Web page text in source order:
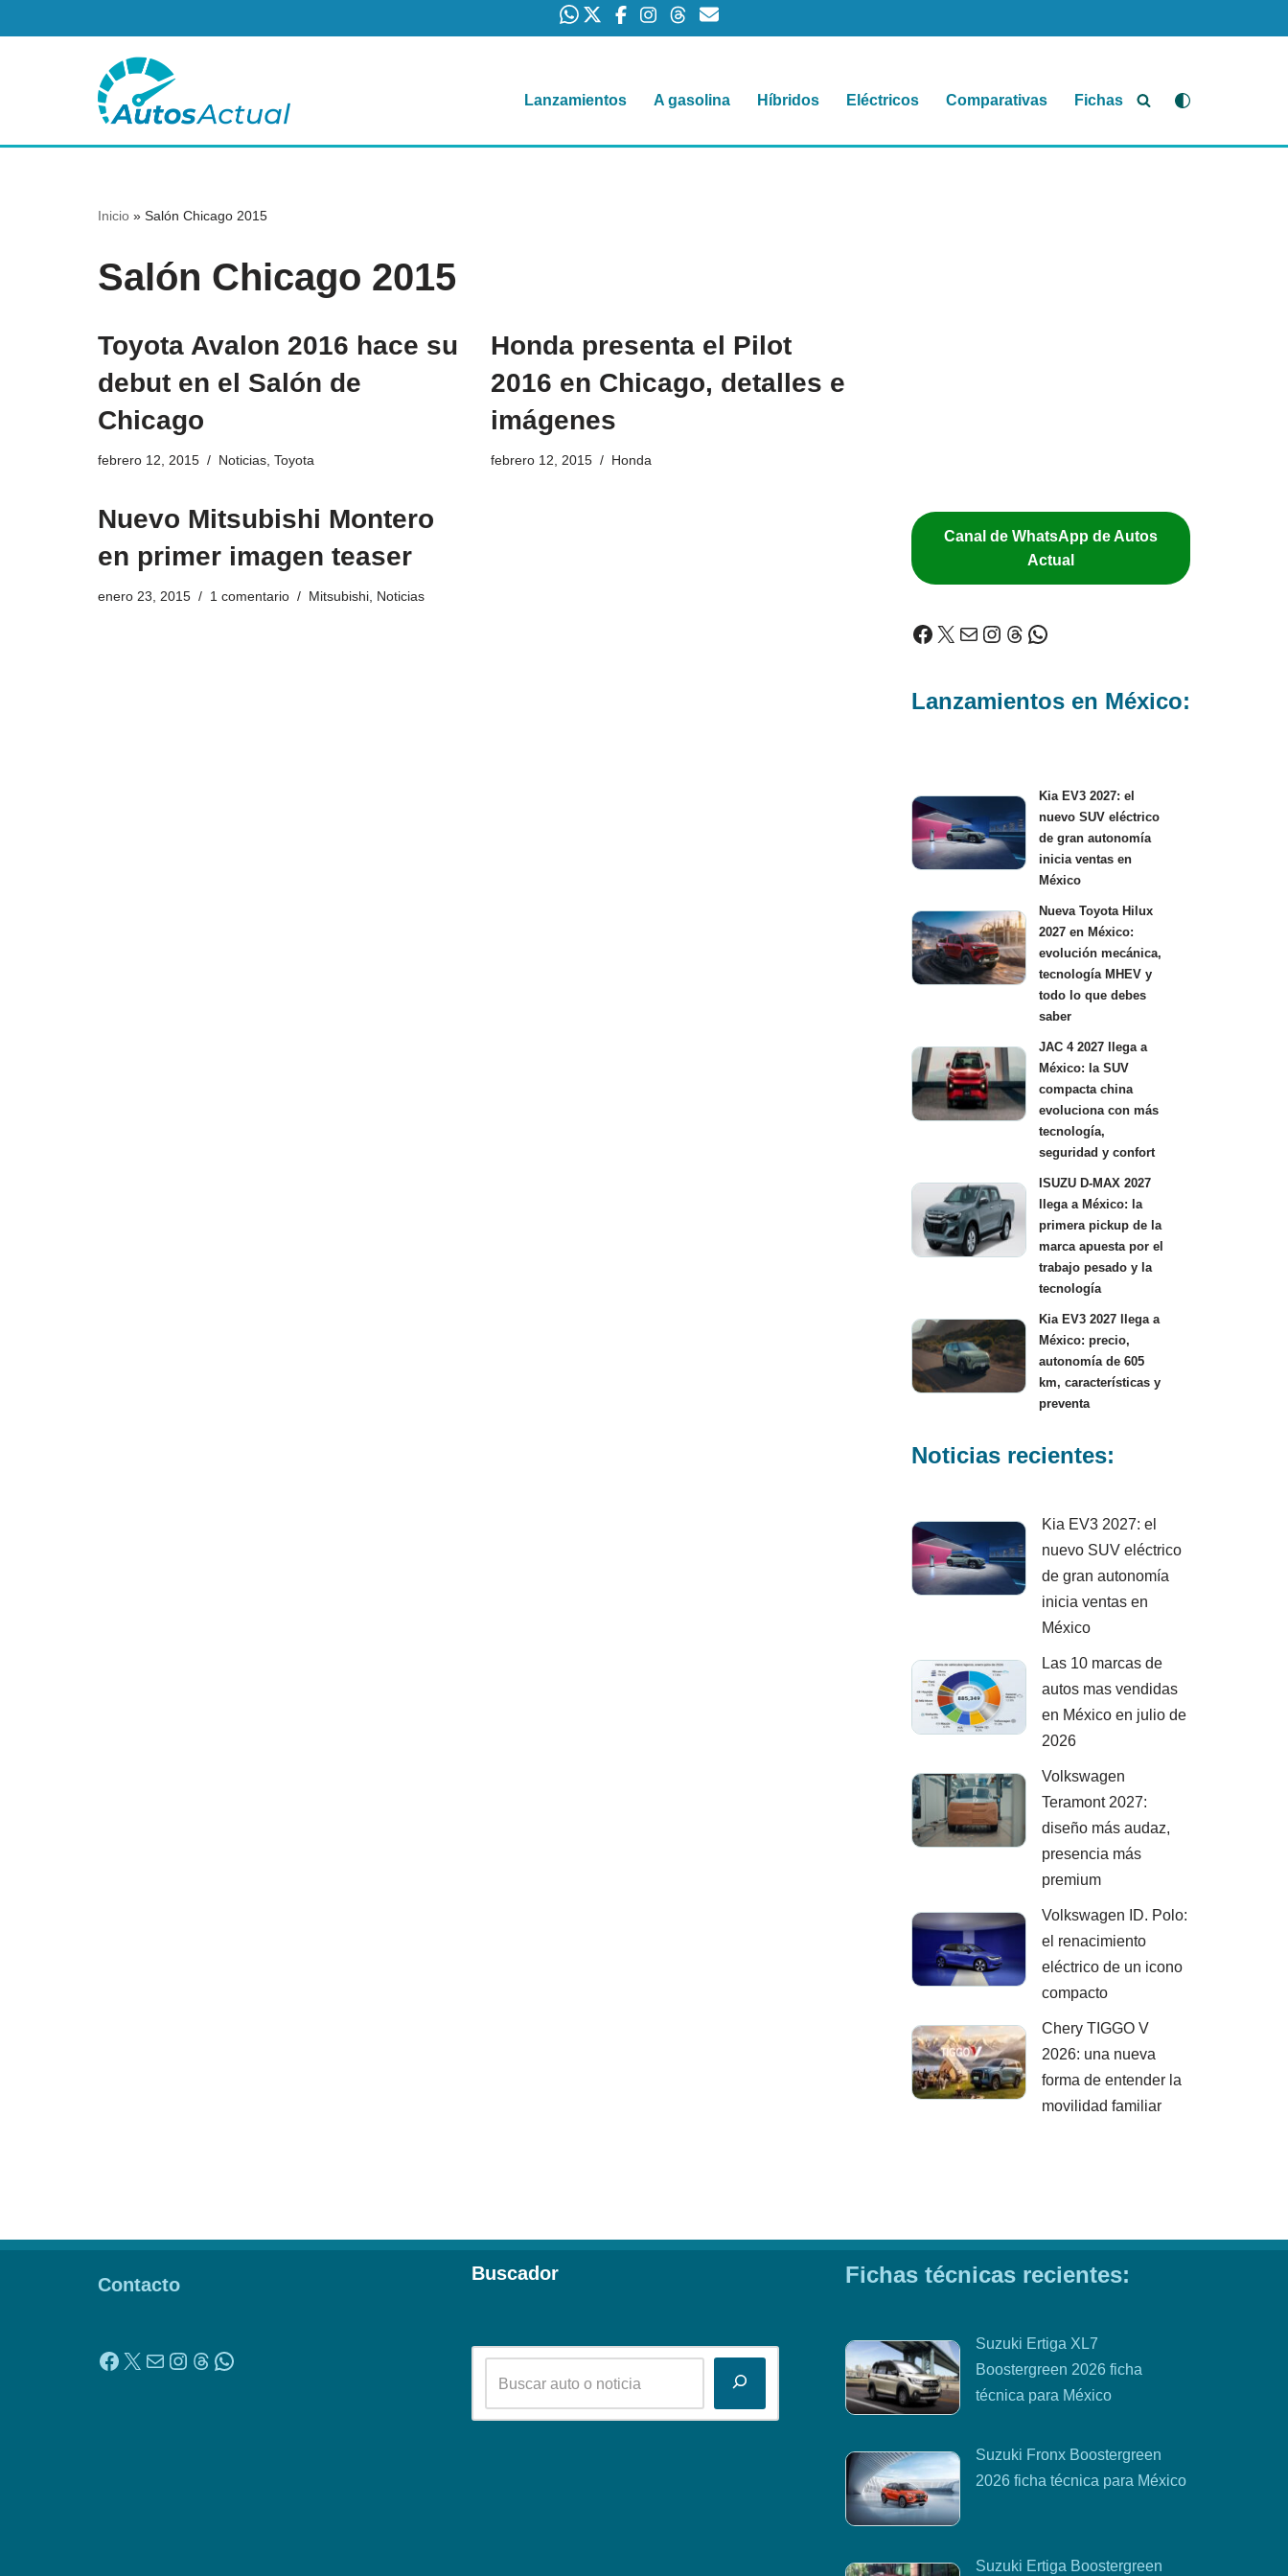
contenido
Lanzamientos A gasolina Híbridos Eléctricos Comparativas Fichas
Inicio » Salón Chicago 2015
Salón Chicago 2015
Toyota Avalon 2016 hace su
debut en el Salón de
Chicago
febrero 12, 2015 Noticias, Toyota
Honda presenta el Pilot
2016 en Chicago, detalles e
imágenes
febrero 12, 2015 Honda
Nuevo Mitsubishi Montero
en primer imagen teaser
enero 23, 2015 1 comentario Mitsubishi, Noticias
Canal de WhatsApp de Autos
Actual
Lanzamientos en México:
Kia EV3 2027: el
nuevo SUV eléctrico
de gran autonomía
inicia ventas en
México
Nueva Toyota Hilux
2027 en México:
evolución mecánica,
tecnología MHEV y
todo lo que debes
saber
JAC 4 2027 llega a
México: la SUV
compacta china
evoluciona con más
tecnología,
seguridad y confort
ISUZU D-MAX 2027
llega a México: la
primera pickup de la
marca apuesta por el
trabajo pesado y la
tecnología
Kia EV3 2027 llega a
México: precio,
autonomía de 605
km, características y
preventa
Noticias recientes:
Kia EV3 2027: el
nuevo SUV eléctrico
de gran autonomía
inicia ventas en
México
Las 10 marcas de
autos mas vendidas
en México en julio de
2026
Volkswagen
Teramont 2027:
diseño más audaz,
presencia más
premium
Volkswagen ID. Polo:
el renacimiento
eléctrico de un icono
compacto
Chery TIGGO V
2026: una nueva
forma de entender la
movilidad familiar
Contacto
Buscador Fichas técnicas recientes:
Suzuki Ertiga XL7
Boostergreen 2026 ficha
técnica para México
Suzuki Fronx Boostergreen
2026 ficha técnica para México
Suzuki Ertiga Boostergreen